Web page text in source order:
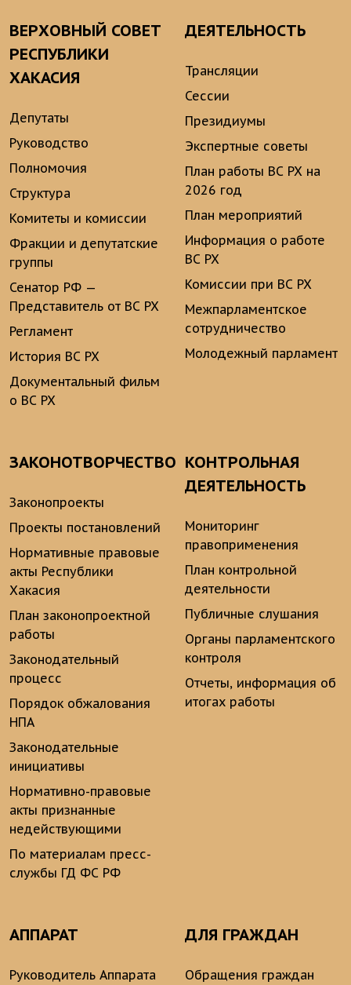
ВЕРХОВНЫЙ СОВЕТ
РЕСПУБЛИКИ
ХАКАСИЯ
Депутаты
Руководство
Полномочия
Структура
Комитеты и комиссии
Фракции и депутатские
группы
Сенатор РФ —
Представитель от ВС РХ
Регламент
История ВС РХ
Документальный фильм
о ВС РХ
ДЕЯТЕЛЬНОСТЬ
Трансляции
Сессии
Президиумы
Экспертные советы
План работы ВС РХ на
2026 год
План мероприятий
Информация о работе
ВС РХ
Комиссии при ВС РХ
Межпарламентское
сотрудничество
Молодежный парламент
ЗАКОНОТВОРЧЕСТВО
Законопроекты
Проекты постановлений
Нормативные правовые
акты Республики
Хакасия
План законопроектной
работы
Законодательный
процесс
Порядок обжалования
НПА
Законодательные
инициативы
Нормативно-правовые
акты признанные
недействующими
По материалам пресс-
службы ГД ФС РФ
КОНТРОЛЬНАЯ
ДЕЯТЕЛЬНОСТЬ
Мониторинг
правоприменения
План контрольной
деятельности
Публичные слушания
Органы парламентского
контроля
Отчеты, информация об
итогах работы
АППАРАТ
Руководитель Аппарата
ДЛЯ ГРАЖДАН
Обращения граждан